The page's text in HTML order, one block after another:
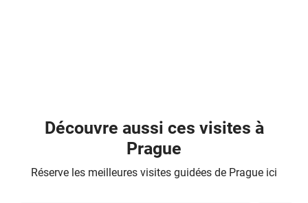
Découvre aussi ces visites à
Prague
Réserve les meilleures visites guidées de Prague ici